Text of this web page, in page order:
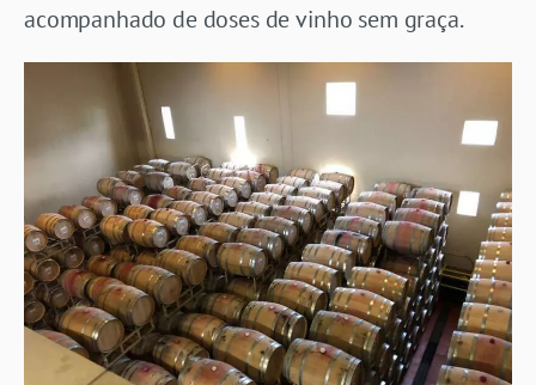
acompanhado de doses de vinho sem graça.